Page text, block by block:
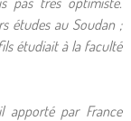
études au Soudan ;
étudiait à la faculté
apporté par France